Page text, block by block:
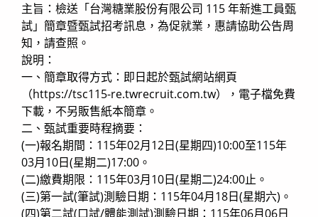
主旨：檢送「台灣糖業股份有限公司 115 年新進工員甄
試」簡章暨甄試招考訊息，為促就業，惠請協助公告周
知，請查照。
說明：
一、簡章取得方式：即日起於甄試網站網頁
（https://tsc115-re.twrecruit.com.tw），電子檔免費
下載，不另販售紙本簡章。
二、甄試重要時程摘要：
(一)報名期間：115年02月12日(星期四)10:00至115年
03月10日(星期二)17:00。
(二)繳費期限：115年03月10日(星期二)24:00止。
(三)第一試(筆試)測驗日期：115年04月18日(星期六)。
(四)第二試(口試/體能測試)測驗日期：115年06月06日